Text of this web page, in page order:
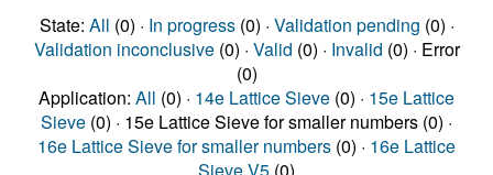
State: All (0) · In progress(0) · Validation pending (0) ·
Validation inconclusive(0) · Valid (0) · Invalid (0) · Error
(0)
Application: All (0) · 14e Lattice Sieve (0) · 15e Lattice
Sieve (0) · 15e Lattice Sieve for smaller numbers (0) ·
16e Lattice Sieve for smaller numbers (0) · 16e Lattice